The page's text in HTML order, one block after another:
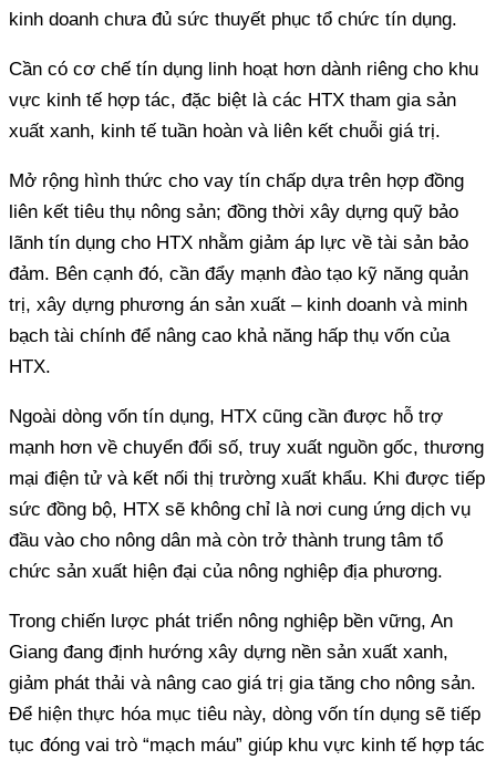
vực kinh tế hợp tác, đặc biệt là các HTX tham gia sản
liên kết tiêu thụ nông sản; đồng thời xây dựng quỹ bảo
lãnh tín dụng cho HTX nhằm giảm áp lực về tài sản bảo
đảm. Bên cạnh đó, cần đẩy mạnh đào tạo kỹ năng quản
trị, xây dựng phương án sản xuất – kinh doanh và minh
bạch tài chính để nâng cao khả năng hấp thụ vốn của
mạnh hơn về chuyển đổi số, truy xuất nguồn gốc, thương
mại điện tử và kết nối thị trường xuất khẩu. Khi được tiếp
sức đồng bộ, HTX sẽ không chỉ là nơi cung ứng dịch vụ
đầu vào cho nông dân mà còn trở thành trung tâm tổ
Giang đang định hướng xây dựng nền sản xuất xanh,
giảm phát thải và nâng cao giá trị gia tăng cho nông sản.
Để hiện thực hóa mục tiêu này, dòng vốn tín dụng sẽ tiếp
tục đóng vai trò “mạch máu” giúp khu vực kinh tế hợp tác